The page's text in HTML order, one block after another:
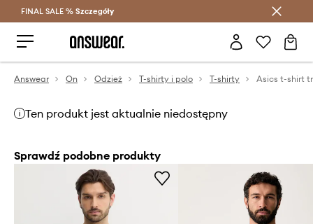
Oszczędzaj z Answear Club >
FINAL SALE % Szczegóły
Answear On Odzież T-shirty i polo T-shirty Asics t-shirt
Ten produkt jest aktualnie niedostępny
Sprawdź podobne produkty